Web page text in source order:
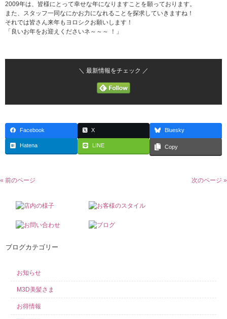
2009年は、皆様にとって幸せな年になりますことを願っております。
また、スタッフ一同なにかお力になれることを探求していきますね！
それでは皆さん来年もヨロシクお願いします！
「良いお年をお迎えくださいネ～～～
！」
＼ 最新情報をチェック ／
Facebook X Bluesky
Hatena LINE Copy
« 前のページ 次のページ »
ブログカテゴリー
お知らせ
M3D美髪さま
お得情報